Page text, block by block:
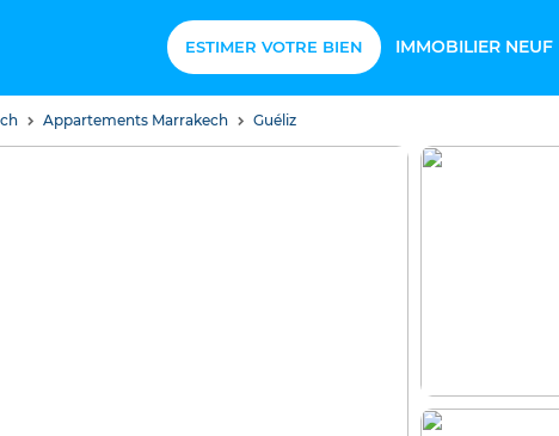
ESTIMER VOTRE BIEN IMMOBILIER NEUF
Appartements Marrakech Guéliz